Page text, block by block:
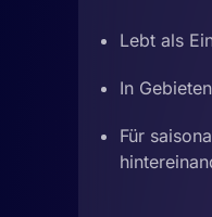
Lebt als
In
Für